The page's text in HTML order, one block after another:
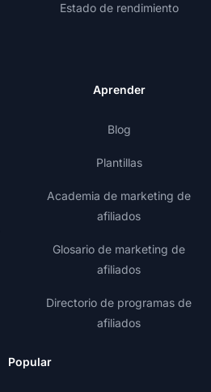
Estado de rendimiento
Aprender
Blog
Plantillas
Academia de marketing de
afiliados
Glosario de marketing de
afiliados
Directorio de programas de
afiliados
Popular